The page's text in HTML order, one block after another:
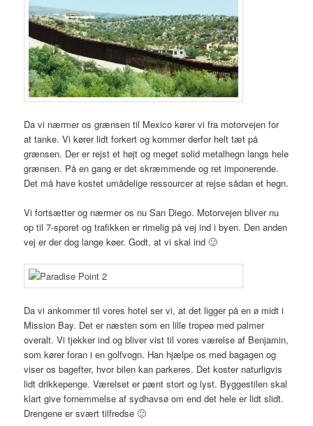
Da vi nærmer os grænsen til Mexico kører vi fra motorvejen for
at tanke. Vi kører lidt forkert og kommer derfor helt tæt på
grænsen. Der er rejst et højt og meget solid metalhegn langs hele
grænsen. På en gang er det skræmmende og ret imponerende.
Det må have kostet umådelige ressourcer at rejse sådan et hegn.
Vi fortsætter og nærmer os nu San Diego. Motorvejen bliver nu
op til 7-sporet og trafikken er rimelig på vej ind i byen. Den anden
vej er der dog lange køer. Godt, at vi skal ind 🙂
Da vi ankommer til vores hotel ser vi, at det ligger på en ø midt i
Mission Bay. Det er næsten som en lille tropeø med palmer
overalt. Vi tjekker ind og bliver vist til vores værelse af Benjamin,
som kører foran i en golfvogn. Han hjælpe os med bagagen og
viser os bagefter, hvor bilen kan parkeres. Det koster naturligvis
lidt drikkepenge. Værelset er pænt stort og lyst. Byggestilen skal
klart give fornemmelse af sydhavsø om end det hele er lidt slidt.
Drengene er svært tilfredse 🙂